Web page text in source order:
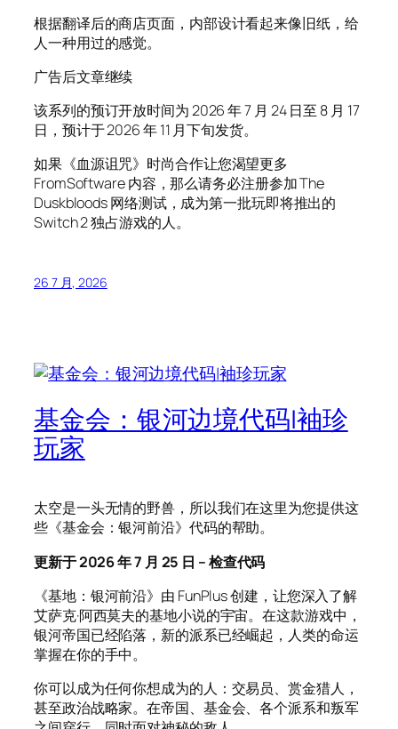
根据翻译后的商店页面，内部设计看起来像旧纸，给
人一种用过的感觉。
广告后文章继续
该系列的预订开放时间为 2026 年 7 月 24 日至 8 月 17
日，预计于 2026 年 11 月下旬发货。
如果《血源诅咒》时尚合作让您渴望更多
FromSoftware 内容，那么请务必注册参加 The
Duskbloods 网络测试，成为第一批玩即将推出的
Switch 2 独占游戏的人。
26 7 月, 2026
基金会：银河边境代码|袖珍
玩家
太空是一头无情的野兽，所以我们在这里为您提供这
些《基金会：银河前沿》代码的帮助。
更新于 2026 年 7 月 25 日 – 检查代码
《基地：银河前沿》由 FunPlus 创建，让您深入了解
艾萨克·阿西莫夫的基地小说的宇宙。在这款游戏中，
银河帝国已经陷落，新的派系已经崛起，人类的命运
掌握在你的手中。
你可以成为任何你想成为的人：交易员、赏金猎人，
甚至政治战略家。在帝国、基金会、各个派系和叛军